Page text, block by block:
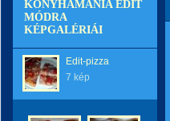
KONYHAMÁNIA EDIT
MÓDRA
KÉPGALÉRIÁI
Edit-pizza
7 kép